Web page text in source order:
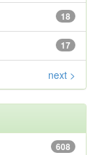
18
17
next >
608